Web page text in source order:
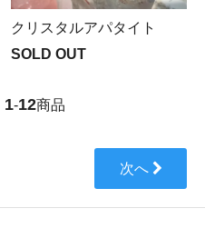
クリスタルアパタイト
SOLD OUT
1-12商品
次へ